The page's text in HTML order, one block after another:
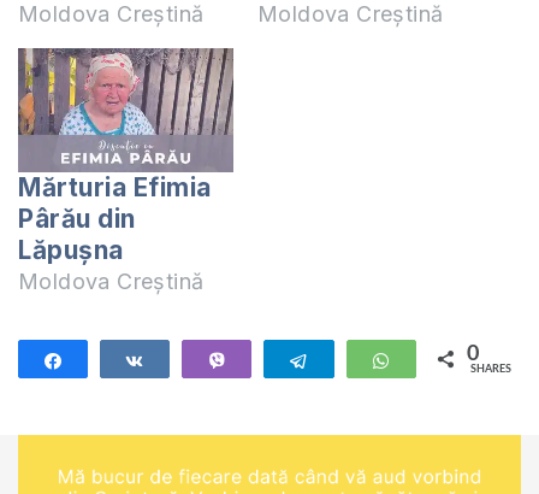
Moldova Creștină Moldova Creștină
Mărturia Efimia
Pârău din
Lăpușna
Moldova Creștină
Telegram WhatsApp
0
SHARES